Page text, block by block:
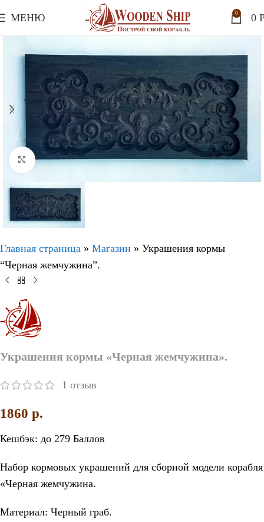
МЕНЮ 0 0
Нажмите, чтобы увеличить
Главная страница » Магазин » Украшения кормы
“Черная жемчужина”.
Украшения кормы «Черная жемчужина».
1 отзыв
1860 p.
Кешбэк: до 279 Баллов
Набор кормовых украшений для сборной модели корабля
«Черная жемчужина.
Материал: Черный граб.